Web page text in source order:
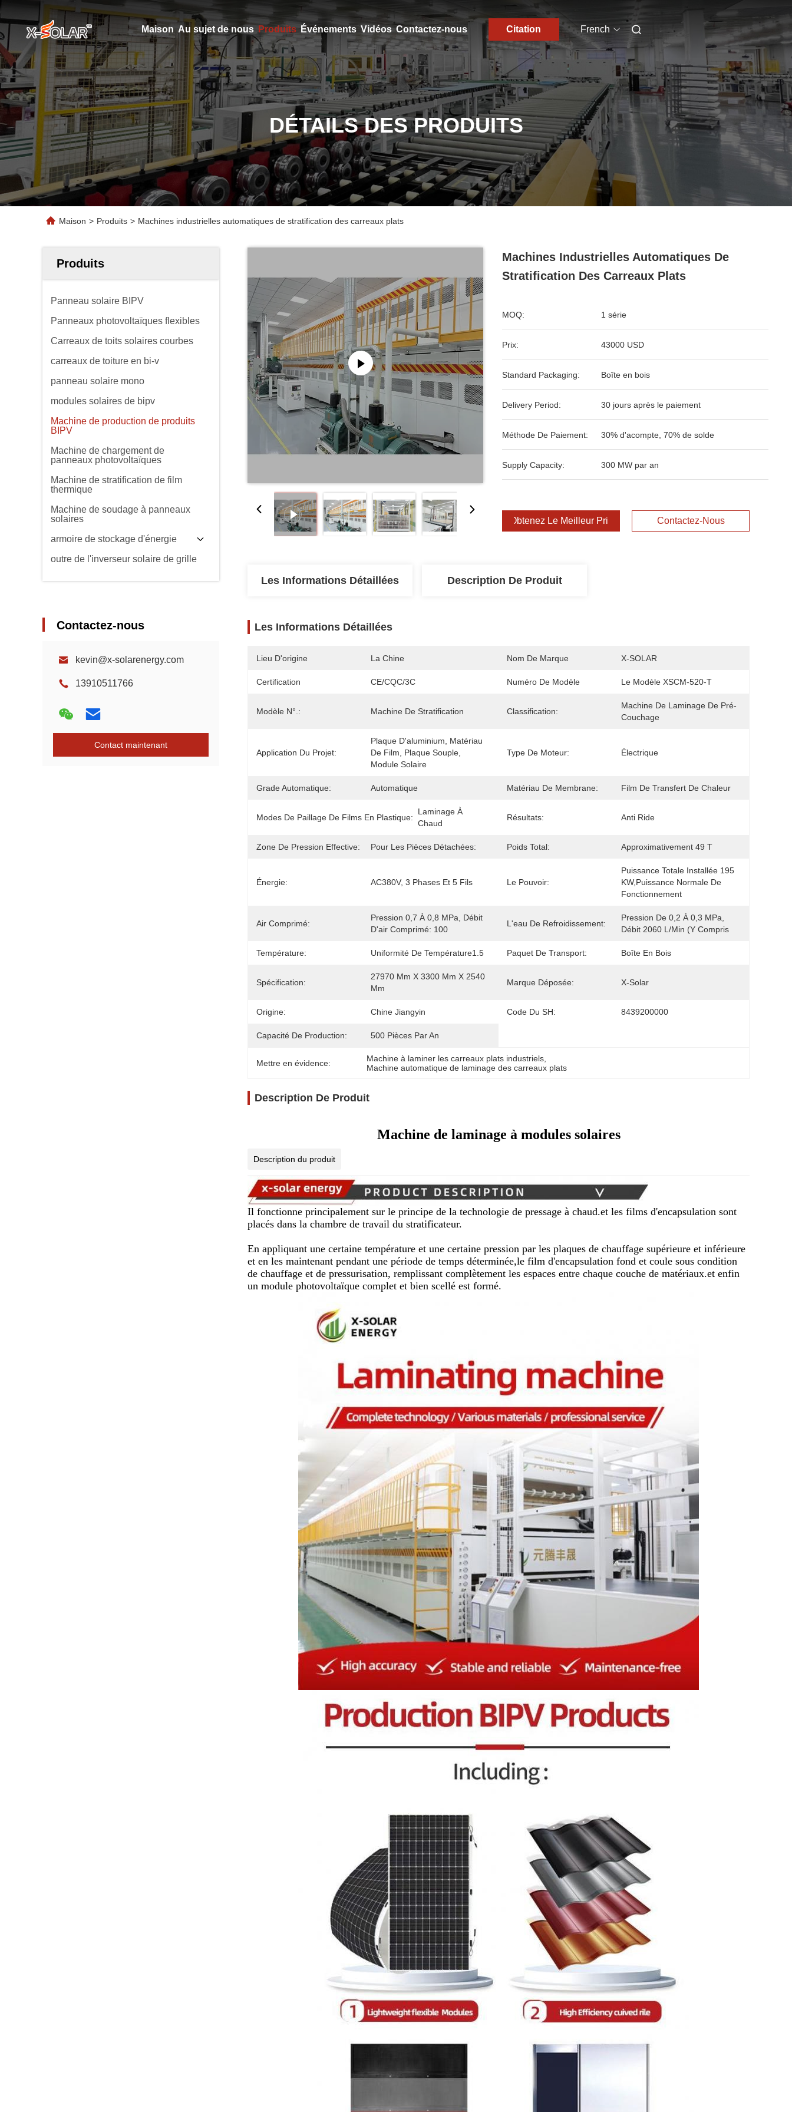
Maison Au sujet de nous Produits Événements Vidéos Contactez-nous Citation French
DÉTAILS DES PRODUITS
Maison > Produits > Machines industrielles automatiques de stratification des carreaux plats
Produits
Panneau solaire BIPV
Panneaux photovoltaïques flexibles
Carreaux de toits solaires courbes
carreaux de toiture en bi-v
panneau solaire mono
modules solaires de bipv
Machine de production de produits
BIPV
Machine de chargement de
panneaux photovoltaïques
Machine de stratification de film
thermique
Machine de soudage à panneaux
solaires
armoire de stockage d'énergie
outre de l'inverseur solaire de grille
Contactez-nous
kevin@x-solarenergy.com
13910511766
Contact maintenant
Machines Industrielles Automatiques De
Stratification Des Carreaux Plats
MOQ: 1 série
Prix: 43000 USD
Standard Packaging: Boîte en bois
Delivery Period: 30 jours après le paiement
Méthode De Paiement: 30% d'acompte, 70% de solde
Supply Capacity: 300 MW par an
Obtenez Le Meilleur Prix Contactez-Nous
Les Informations Détaillées Description De Produit
Les Informations Détaillées
Lieu D'origine La Chine Nom De Marque X-SOLAR
Certification CE/CQC/3C Numéro De Modèle Le Modèle XSCM-520-T
Modèle N°.: Machine De Stratification Classification:
Machine De Laminage De Pré-
Couchage
Application Du Projet:
Plaque D'aluminium, Matériau
De Film, Plaque Souple,
Module Solaire
Type De Moteur: Électrique
Grade Automatique: Automatique Matériau De Membrane: Film De Transfert De Chaleur
Modes De Paillage De Films En Plastique:
Laminage À
Chaud
Résultats: Anti Ride
Zone De Pression Effective: Pour Les Pièces Détachées: Poids Total: Approximativement 49 T
Énergie: AC380V, 3 Phases Et 5 Fils Le Pouvoir:
Puissance Totale Installée 195
KW,puissance Normale De
Fonctionnement
Air Comprimé:
Pression 0,7 À 0,8 MPa, Débit
D'air Comprimé: 100
L'eau De Refroidissement:
Pression De 0,2 À 0,3 MPa,
Débit 2060 L/min (y Compris
Température: Uniformité De Température1.5 Paquet De Transport: Boîte En Bois
Spécification:
27970 Mm X 3300 Mm X 2540
Mm
Marque Déposée: X-Solar
Origine: Chine Jiangyin Code Du SH: 8439200000
Capacité De Production: 500 Pièces Par An
Mettre en évidence: Machine à laminer les carreaux plats industriels
Machine automatique de laminage des carreaux plats
Description De Produit
Machine de laminage à modules solaires
Description du produit
Il fonctionne principalement sur le principe de la technologie de pressage à chaud.et les films d'encapsulation sont
placés dans la chambre de travail du stratificateur.
En appliquant une certaine température et une certaine pression par les plaques de chauffage supérieure et inférieure
et en les maintenant pendant une période de temps déterminée,le film d'encapsulation fond et coule sous condition
de chauffage et de pressurisation, remplissant complètement les espaces entre chaque couche de matériaux.et enfin
un module photovoltaïque complet et bien scellé est formé.